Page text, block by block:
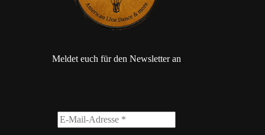
Meldet euch für den Newsletter an